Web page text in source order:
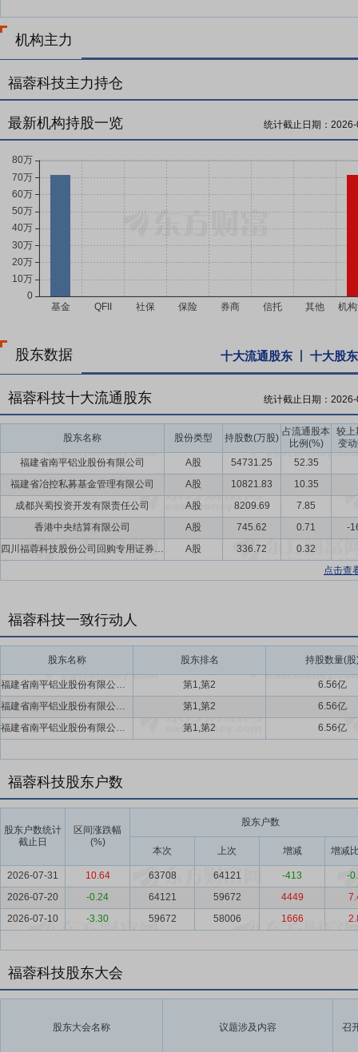
机构主力
福蓉科技主力持仓
最新机构持股一览 统计截止日期：
股东数据 十大流通股东 十大股东
福蓉科技十大流通股东 统计截止日期：
股东名称 股份类型 持股数(万股)
占流通股本
比例(%)
较上
变
福建省南平铝业股份有限公司
A股 54731.25
52.35
福建省冶控私募基金管理有限公司
A股 10821.83
10.35
成都兴蜀投资开发有限责任公司
A股 8209.69
7.85
香港中央结算有限公司
A股 745.62 0.71
-
四川福蓉科技股份公司回购专用证券账户
A股 336.72
0.32
点击查
福蓉科技一致行动人
股东名称 股东排名 持股数量(股
福建省南平铝业股份有限公司,福建省冶控私募基金管理有限公司 第1,第2
6.56亿
福建省南平铝业股份有限公司,福建省冶控私募基金管理有限公司
第1,第2
6.56亿
福建省南平铝业股份有限公司,福建冶控股权投资管理有限公司
第1,第2 6.56亿
福蓉科技股东户数
股东户数统计
截止日
区间涨跌幅
(%)
股东户数
本次 上次 增减 增减
2026-07-31 10.64 63708 64121 -413
-
2026-07-20
-0.24 64121 59672 4449
2026-07-10
-3.30 59672 58006 1666
福蓉科技股东大会
股东大会名称 议题涉及内容 召